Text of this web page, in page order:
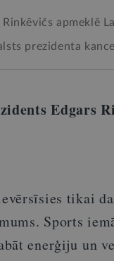
apmeklē
prezidenta
Edgars
tikai
Sports
enerģiju un